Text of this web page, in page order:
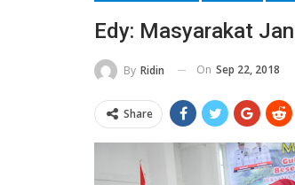
Edy: Masyarakat
By Ridin On Sep 22, 2018
Share